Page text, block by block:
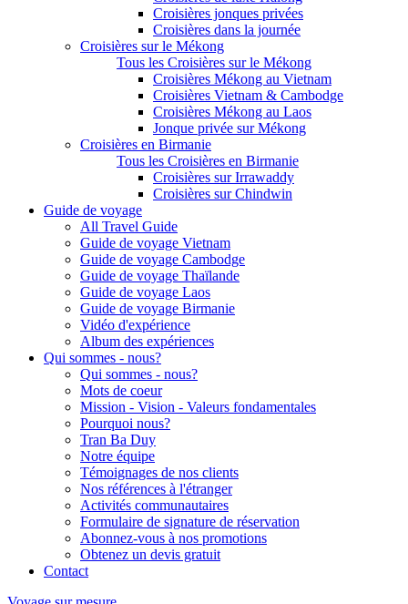
Croisières jonques privées
Croisières dans la journée
Croisières sur le Mékong
Tous les Croisières sur le Mékong
Croisières Mékong au Vietnam
Croisières Vietnam & Cambodge
Croisières Mékong au Laos
Jonque privée sur Mékong
Croisières en Birmanie
Tous les Croisières en Birmanie
Croisières sur Irrawaddy
Croisières sur Chindwin
Guide de voyage
All Travel Guide
Guide de voyage Vietnam
Guide de voyage Cambodge
Guide de voyage Thaïlande
Guide de voyage Laos
Guide de voyage Birmanie
Vidéo d'expérience
Album des expériences
Qui sommes - nous?
Qui sommes - nous?
Mots de coeur
Mission - Vision - Valeurs fondamentales
Pourquoi nous?
Tran Ba Duy
Notre équipe
Témoignages de nos clients
Nos références à l'étranger
Activités communautaires
Formulaire de signature de réservation
Abonnez-vous à nos promotions
Obtenez un devis gratuit
Contact